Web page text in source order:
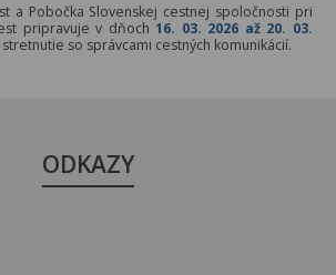
a Pobočka Slovenskej cestnej spoločnosti pri
pripravuje v dňoch16. 03. 2026 až 20. 03.
so správcami cestných komunikácií.
ODKAZY